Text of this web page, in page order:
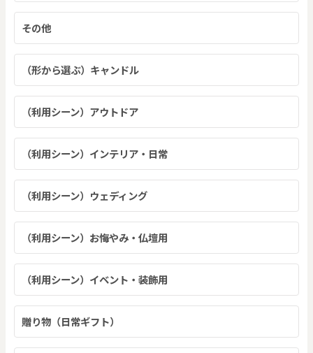
その他
（形から選ぶ）キャンドル
（利用シーン）アウトドア
（利用シーン）インテリア・日常
（利用シーン）ウェディング
（利用シーン）お悔やみ・仏壇用
（利用シーン）イベント・装飾用
贈り物（日常ギフト）